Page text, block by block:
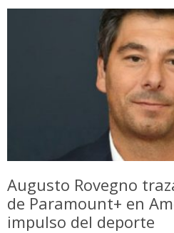
Augusto Rovegno
de Paramount+ en
impulso del deporte